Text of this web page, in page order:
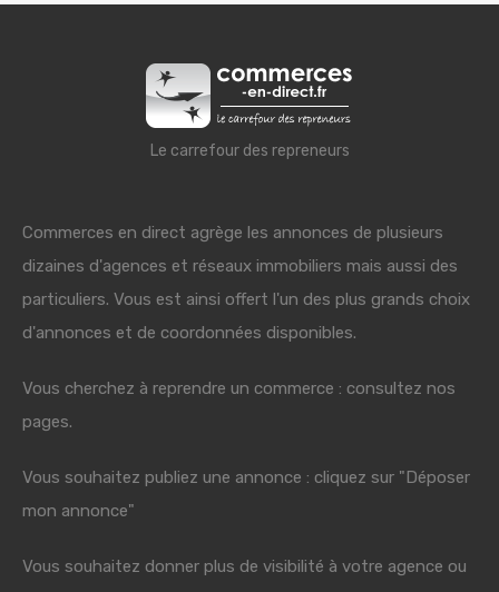
Le carrefour des repreneurs
Commerces en direct agrège les annonces de plusieurs
dizaines d'agences et réseaux immobiliers mais aussi des
particuliers. Vous est ainsi offert l'un des plus grands choix
d'annonces et de coordonnées disponibles.
Vous cherchez à reprendre un commerce : consultez nos
pages.
Vous souhaitez publiez une annonce : cliquez sur "Déposer
mon annonce"
Vous souhaitez donner plus de visibilité à votre agence ou